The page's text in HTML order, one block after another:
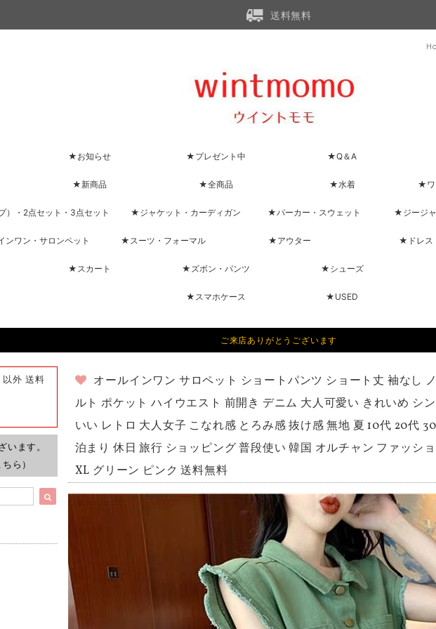
送料無料
★お知らせ ★プレゼント中 ★Q＆A
★新商品 ★全商品 ★水着 ★ワ
）・2点セット・3点セット ★ジャケット・カーディガン ★パーカー・スウェット ★ジージ
ンワン・サロンペット ★スーツ・フォーマル ★アウター ★ドレス
★スカート ★ズボン・パンツ ★シューズ
★スマホケース ★USED
ご来店ありがとうございます
外 送料
います。
ら）
オールインワン サロペット ショートパンツ ショート丈 袖なし
ルト ポケット ハイウエスト 前開き デニム 大人可愛い きれいめ シ
いい レトロ 大人女子 こなれ感 とろみ感 抜け感 無地 夏 10代 20代
泊まり 休日 旅行 ショッピング 普段使い 韓国 オルチャン ファッシ
XL グリーン ピンク 送料無料